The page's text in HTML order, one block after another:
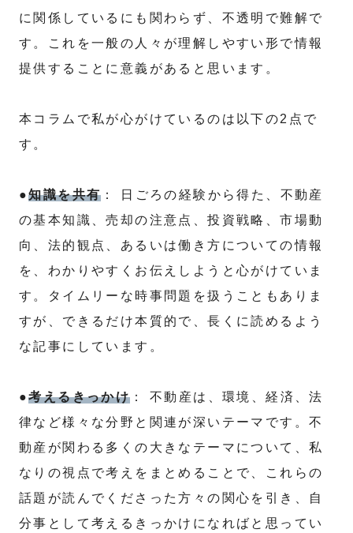
に関係しているにも関わらず、不透明で難解で
す。これを一般の人々が理解しやすい形で情報
提供することに意義があると思います。
本コラムで私が心がけているのは以下の2点で
す。
●知識を共有 ： 日ごろの経験から得た、不動産
の基本知識、売却の注意点、投資戦略、市場動
向、法的観点、あるいは働き方についての情報
を、わかりやすくお伝えしようと心がけていま
す。タイムリーな時事問題を扱うこともありま
すが、できるだけ本質的で、長くに読めるよう
な記事にしています。
●考えるきっかけ ： 不動産は、環境、経済、法
律など様々な分野と関連が深いテーマです。不
動産が関わる多くの大きなテーマについて、私
なりの視点で考えをまとめることで、これらの
話題が読んでくださった方々の関心を引き、自
分事として考えるきっかけになればと思ってい